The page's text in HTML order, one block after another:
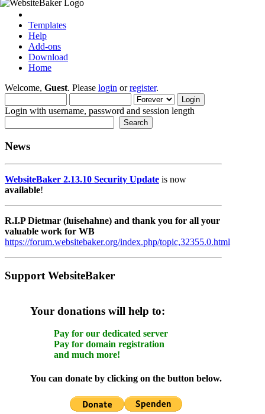
Templates
Help
Add-ons
Download
Home
Welcome, Guest. Please login orregister.
Login with username, password and session length
News
WebsiteBaker 2.13.10 Security Update is now
available!
R.I.P Dietmar (luisehahne) and thank you for all your
valuable work for WB
https://forum.websitebaker.org/index.php/topic,32355.0.html
Support WebsiteBaker
Your donations will help to:
Pay for our dedicated server
Pay for domain registration
and much more!
You can donate by clicking on the button below.